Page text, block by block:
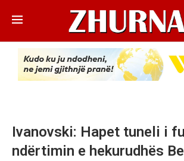
Ivanovski: Hapet tuneli i
ndërtimin e hekurudhës